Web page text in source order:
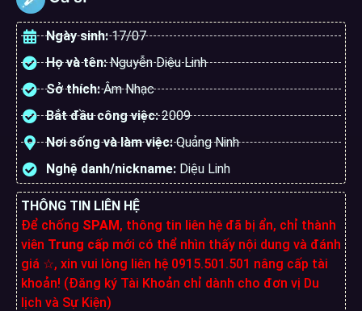
Ngày sinh:17/07
Họ và tên:Nguyễn Diệu Linh
Sở thích:Âm Nhạc
Bắt đầu công việc:2009
Nơi sống và làm việc:Quảng Ninh
Nghệ danh/nickname: Diệu Linh
THÔNG TIN LIÊN HỆ
Để chống SPAM, thông tin liên hệ đã bị ẩn, chỉ thành
viên Trung cấp mới có thể nhìn thấy nội dung và đánh
giá ☆, xin vui lòng liên hệ 0915.501.501 nâng cấp tài
khoản! (Đăng ký Tài Khoản chỉ dành cho đơn vị Du
lịch và Sự Kiện)